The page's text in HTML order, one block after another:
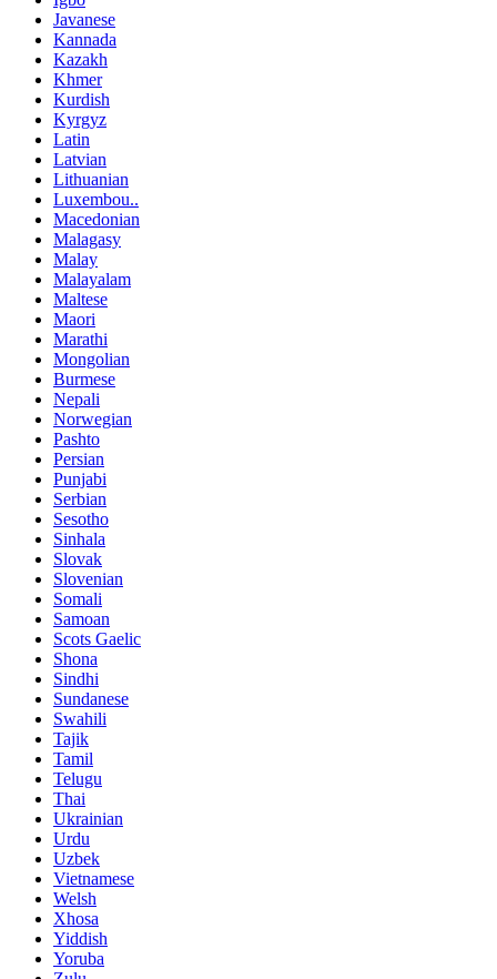
Javanese
Kannada
Kazakh
Khmer
Kurdish
Kyrgyz
Latin
Latvian
Lithuanian
Luxembou..
Macedonian
Malagasy
Malay
Malayalam
Maltese
Maori
Marathi
Mongolian
Burmese
Nepali
Norwegian
Pashto
Persian
Punjabi
Serbian
Sesotho
Sinhala
Slovak
Slovenian
Somali
Samoan
Scots Gaelic
Shona
Sindhi
Sundanese
Swahili
Tajik
Tamil
Telugu
Thai
Ukrainian
Urdu
Uzbek
Vietnamese
Welsh
Xhosa
Yiddish
Yoruba